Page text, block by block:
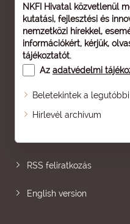
NKFI Hivatal közvetlenül
kutatási, fejlesztési és
nemzetközi hírekkel,
információkért, kérjük,
tájékoztatót.
Az adatvédelmi
Beletekintek a
Hírlevél archívum
Oldaltérkép
RSS feliratkozás
English version